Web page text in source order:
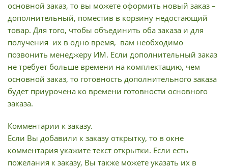
основной заказ, то вы можете оформить новый заказ –
дополнительный, поместив в корзину недостающий
товар. Для того, чтобы объединить оба заказа и для
получения их в одно время, вам необходимо
позвонить менеджеру ИМ. Если дополнительный заказ
не требует больше времени на комплектацию, чем
основной заказ, то готовность дополнительного заказа
будет приурочена ко времени готовности основного
заказа.
Комментарии к заказу.
Если Вы добавили к заказу открытку, то в окне
комментария укажите текст открытки. Если есть
пожелания к заказу, Вы также можете указать их в